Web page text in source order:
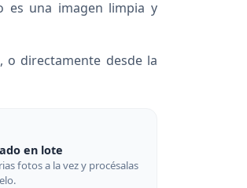
es una imagen limpia y
, o directamente desde la
en lote
fotos a la vez y procésalas